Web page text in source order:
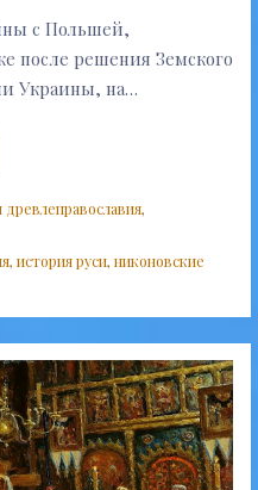
с Польшей,
после решения Земского
Украины, на…
древлеправославия,
, история руси, никоновские